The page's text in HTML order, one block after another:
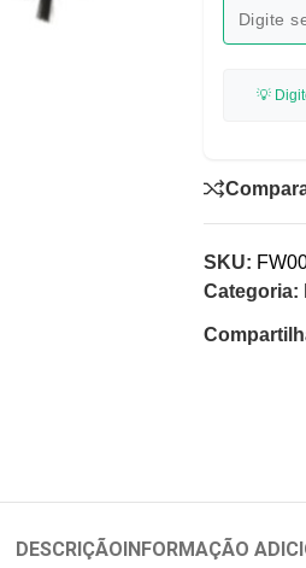
💡
SKU:
Categoria:
DESCRIÇÃOINFORMAÇÃO